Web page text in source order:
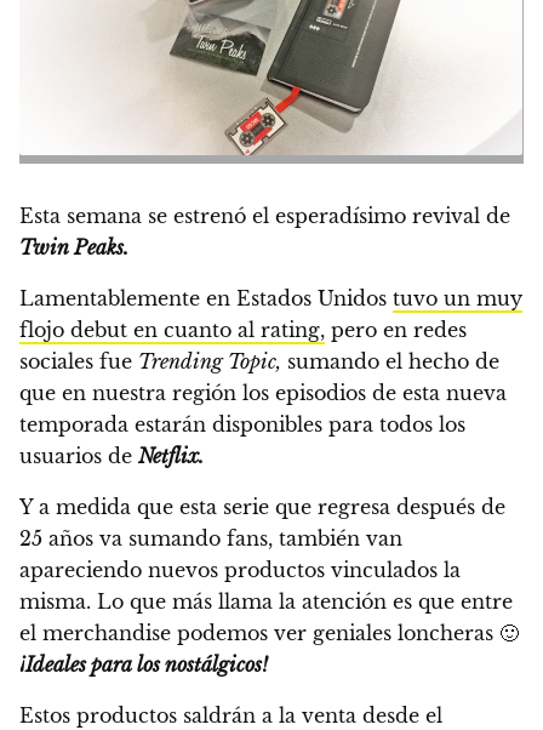
Esta semana se estrenó el esperadísimo revival de
Twin Peaks.
Lamentablemente en Estados Unidos tuvo un muy
flojo debut en cuanto al rating, pero en redes
sociales fue Trending Topic, sumando el hecho de
que en nuestra región los episodios de esta nueva
temporada estarán disponibles para todos los
usuarios de Netflix.
Y a medida que esta serie que regresa después de
25 años va sumando fans, también van
apareciendo nuevos productos vinculados la
misma. Lo que más llama la atención es que entre
el merchandise podemos ver geniales loncheras 🙂
¡Ideales para los nostálgicos!
Estos productos saldrán a la venta desde el